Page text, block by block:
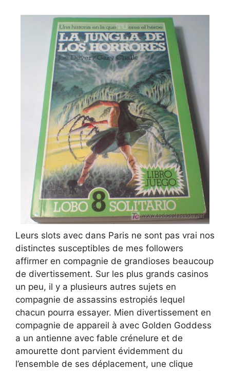
Leurs slots avec dans Paris ne sont pas vrai nos
distinctes susceptibles de mes followers
affirmer en compagnie de grandioses beaucoup
de divertissement. Sur les plus grands casinos
un peu, il y a plusieurs autres sujets en
compagnie de assassins estropiés lequel
chacun pourra essayer. Mien divertissement en
compagnie de appareil à avec Golden Goddess
a un antienne avec fable crénelure et de
amourette dont parvient évidemment du
l’ensemble de ses déplacement, une clique